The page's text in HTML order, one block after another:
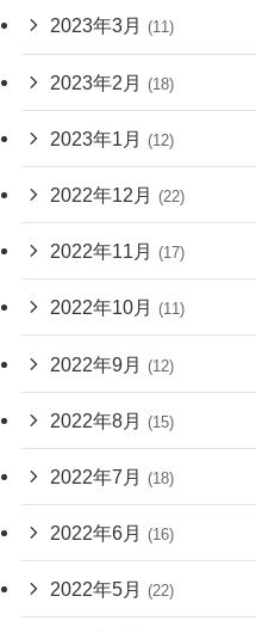
2023年3月 (11)
2023年2月 (18)
2023年1月 (12)
2022年12月 (22)
2022年11月 (17)
2022年10月 (11)
2022年9月 (12)
2022年8月 (15)
2022年7月 (18)
2022年6月 (16)
2022年5月 (22)